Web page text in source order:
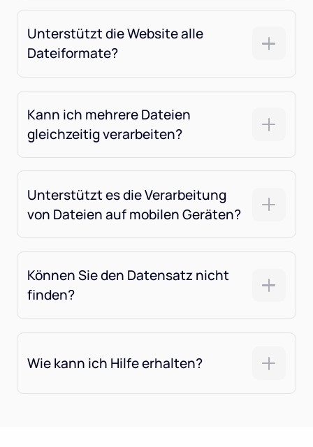
Unterstützt die Website alle
Dateiformate?
Kann ich mehrere Dateien
gleichzeitig verarbeiten?
Unterstützt es die Verarbeitung
von Dateien auf mobilen Geräten?
Können Sie den Datensatz nicht
finden?
Wie kann ich Hilfe erhalten?